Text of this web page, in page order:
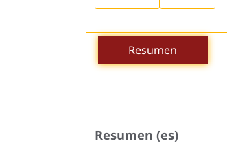
Resumen
Resumen (es)